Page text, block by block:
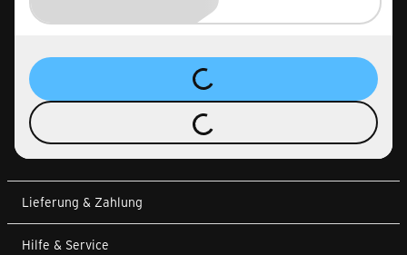
Lieferung & Zahlung
Hilfe & Service